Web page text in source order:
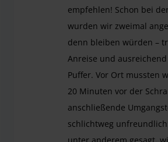
empfehlen! Schon bei
wurden wir zweimal
denn bleiben würden –
Anreise und
Puffer. Vor Ort mussten
20 Minuten vor der
anschließende
schlichtweg